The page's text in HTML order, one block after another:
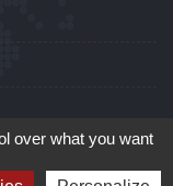
over what you want